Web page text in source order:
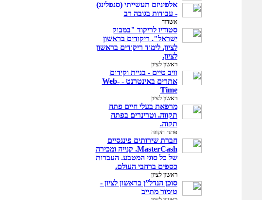
אלפיניזם תעשייתי (סנפלינג)
- עבודות בגובה רב
אשדוד
סטודיו לריקוד "במבוק
ישראל". ריקודים בראשון
לציון. לימוד ריקודים בראשון
לציון.
ראשון לציון
וויב טיים - בניית וקידום
אתרים באינטרנט - Web-
Time
ראשון לציון
מרפאת בעלי חיים פתח
תקווה. וטרינרים בפתח
תקוה.
פתח תקווה
חברת שירותים פיננסיים
MasterCash. קנייה ומכירה
של כל סוגי המטבע. העברות
כספים ברחבי העולם.
ראשון לציון
סוכן הנדל”ן בראשון לציון -
טימור מתייב